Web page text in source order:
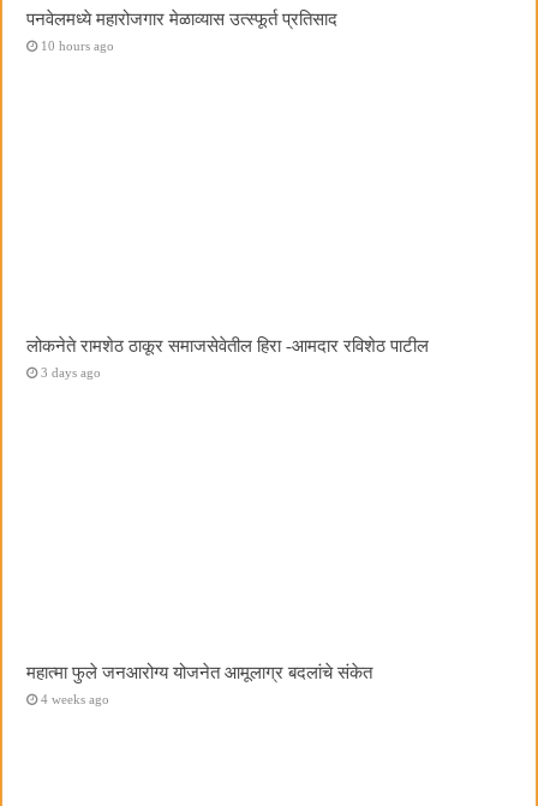
पनवेलमध्ये महारोजगार मेळाव्यास उत्स्फूर्त प्रतिसाद
10 hours ago
लोकनेते रामशेठ ठाकूर समाजसेवेतील हिरा -आमदार रविशेठ पाटील
3 days ago
महात्मा फुले जनआरोग्य योजनेत आमूलाग्र बदलांचे संकेत
4 weeks ago